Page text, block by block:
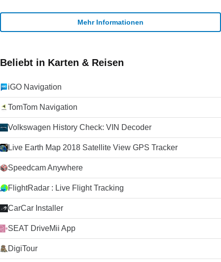
Mehr Informationen
Beliebt in Karten & Reisen
iGO Navigation
TomTom Navigation
Volkswagen History Check: VIN Decoder
Live Earth Map 2018 Satellite View GPS Tracker
Speedcam Anywhere
FlightRadar : Live Flight Tracking
CarCar Installer
SEAT DriveMii App
DigiTour